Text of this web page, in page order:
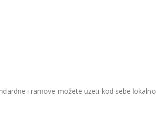
i ramove možete uzeti kod sebe